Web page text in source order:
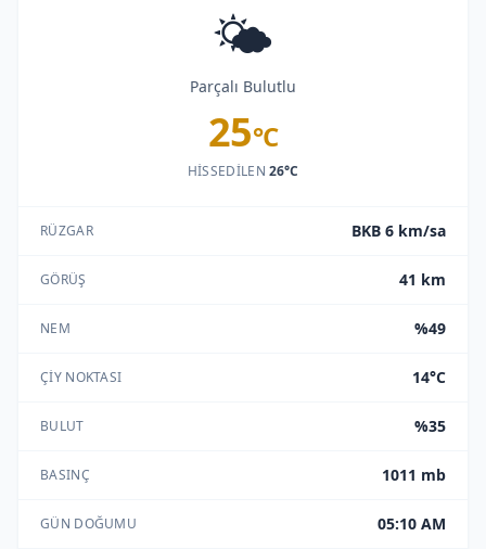
🌤️
Parçalı Bulutlu
25°C
HISSEDILEN26°C
RÜZGAR BKB 6 km/sa
GÖRÜŞ 41 km
NEM %49
ÇIY NOKTASI 14°C
BULUT %35
BASINÇ 1011 mb
GÜN DOĞUMU 05:10 AM